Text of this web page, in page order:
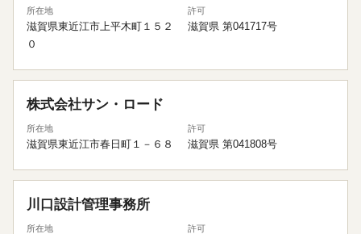
所在地
滋賀県東近江市上平木町１５２
０
許可
滋賀県 第041717号
株式会社サン・ロード
所在地
滋賀県東近江市春日町１－６８
許可
滋賀県 第041808号
川口設計管理事務所
所在地 許可